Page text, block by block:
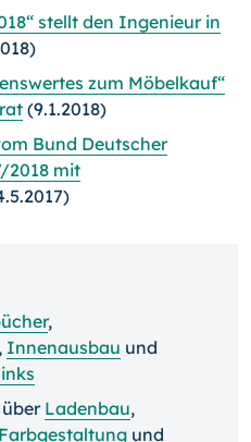
stellt den Ingenieur in
zum Möbelkauf“
(9.1.2018)
Bund Deutscher
2018 mit
,
Innenausbau und
Ladenbau,
Farbgestaltung und